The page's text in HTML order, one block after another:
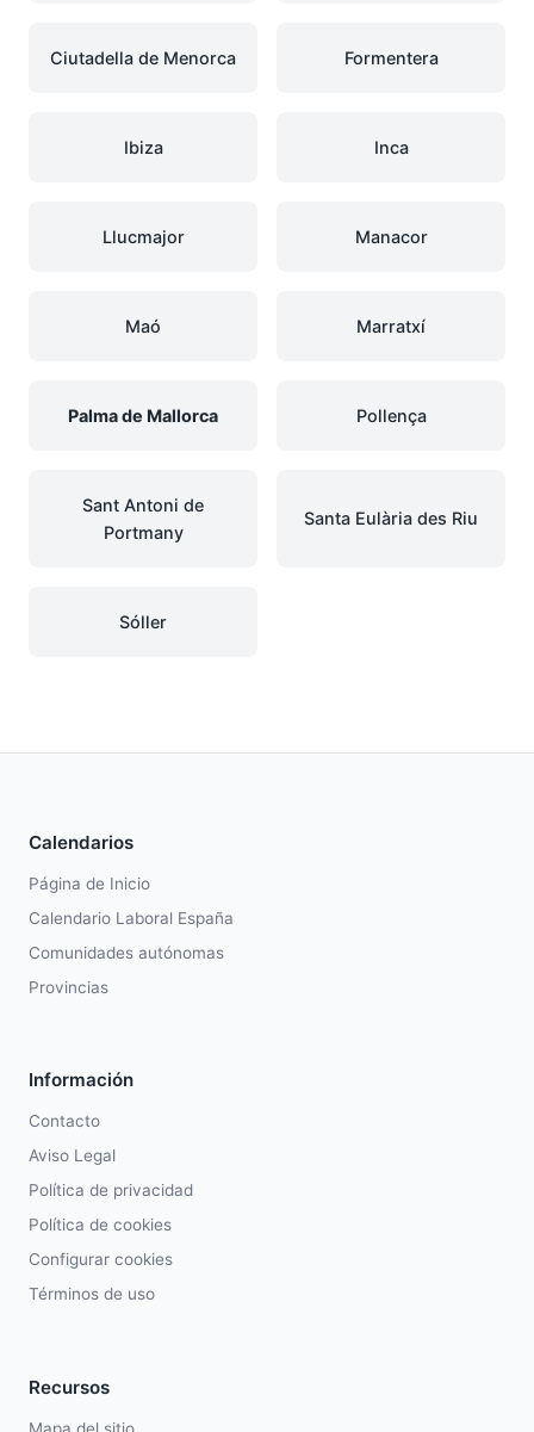
Ciutadella de Menorca Formentera
Ibiza Inca
Llucmajor Manacor
Maó Marratxí
Palma de Mallorca Pollença
Sant Antoni de
Portmany
Santa Eulària des Riu
Sóller
Calendarios
Página de Inicio
Calendario Laboral España
Comunidades autónomas
Provincias
Información
Contacto
Aviso Legal
Política de privacidad
Política de cookies
Configurar cookies
Términos de uso
Recursos
Mapa del sitio